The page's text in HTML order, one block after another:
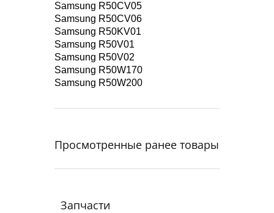
Samsung R50CV05
Samsung R50CV06
Samsung R50KV01
Samsung R50V01
Samsung R50V02
Samsung R50W170
Samsung R50W200
Просмотренные ранее товары
Запчасти